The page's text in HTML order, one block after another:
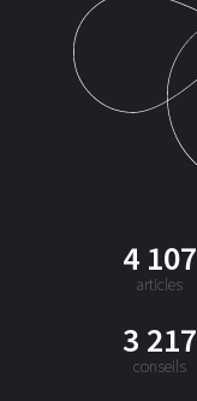
4 107
articles
3 217
conseils